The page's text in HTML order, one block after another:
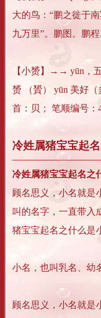
大的鸟：“鹏之徙于
九万里”。鹏图。鹏程
【小赟】→→ yūn，
赟 （贇） yūn 美好
首：贝； 笔顺编号：
冷姓属猪宝宝起
冷姓属猪宝宝起名之
顾名思义，小名就是
叫的名字，一直带入
猪宝宝起名之什么是
小名，也叫乳名、幼
顾名思义，小名就是